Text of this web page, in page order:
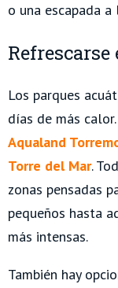
o una escapada
Los parques
días de más
Aqualand
Torre del Mar.
zonas pensadas
pequeños hasta
más intensas.
También hay